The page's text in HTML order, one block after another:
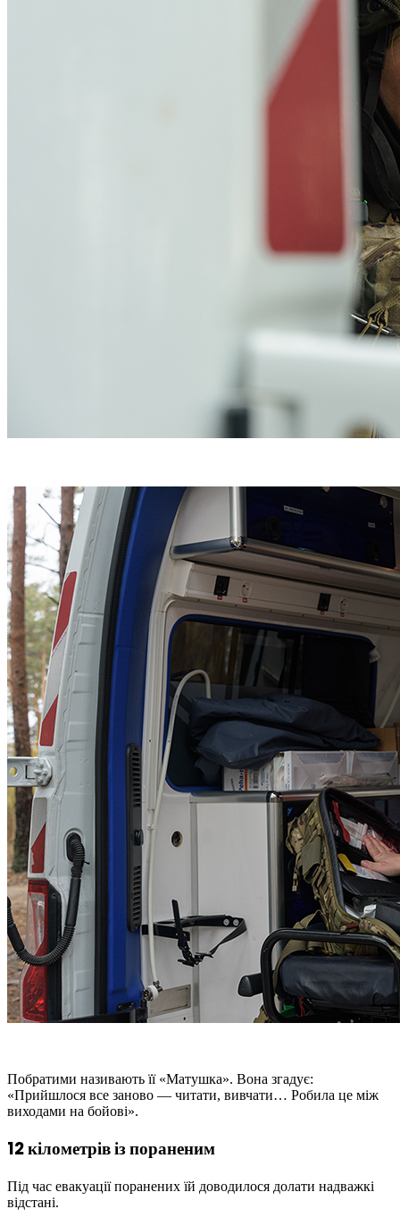
Побратими називають її «Матушка». Вона згадує:
«Прийшлося все заново — читати, вивчати… Робила це між
виходами на бойові».
12 кілометрів із пораненим
Під час евакуації поранених їй доводилося долати надважкі
відстані.